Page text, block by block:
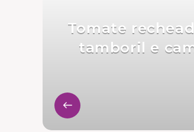
Tomate
tamboril e